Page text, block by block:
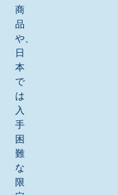
商
品
や、
日
本
で
は
入
手
困
難
な
限